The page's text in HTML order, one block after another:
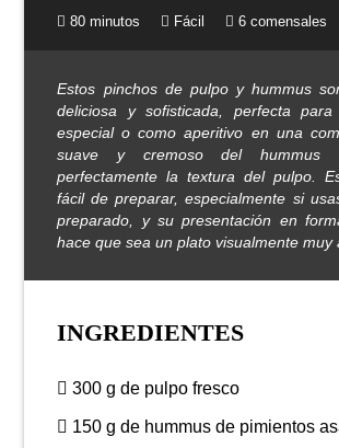
80 minutos Fácil 6 comensales
Estos pinchos de pulpo y hummus
deliciosa y sofisticada, perfecta
especial o como aperitivo en una
suave y cremoso del hummus
perfectamente la textura del pulpo.
fácil de preparar, especialmente si
preparado, y su presentación en
hace que sea un plato visualmente muy
INGREDIENTES
300 g de pulpo fresco
150 g de hummus de pimientos